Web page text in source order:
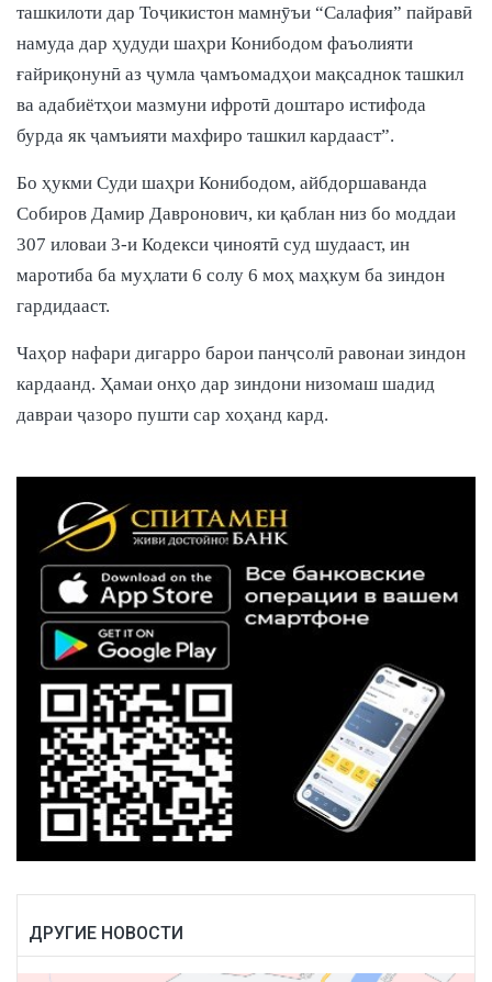
ташкилоти дар Тоҷикистон мамнӯъи “Салафия” пайравӣ
намуда дар ҳудуди шаҳри Конибодом фаъолияти
ғайриқонунӣ аз ҷумла ҷамъомадҳои мақсаднок ташкил
ва адабиётҳои мазмуни ифротӣ доштаро истифода
бурда як ҷамъияти махфиро ташкил кардааст”.
Бо ҳукми Суди шаҳри Конибодом, айбдоршаванда
Собиров Дамир Давронович, ки қаблан низ бо моддаи
307 иловаи 3-и Кодекси ҷиноятӣ суд шудааст, ин
маротиба ба муҳлати 6 солу 6 моҳ маҳкум ба зиндон
гардидааст.
Чаҳор нафари дигарро барои панҷсолӣ равонаи зиндон
кардаанд. Ҳамаи онҳо дар зиндони низомаш шадид
давраи ҷазоро пушти сар хоҳанд кард.
ДРУГИЕ НОВОСТИ